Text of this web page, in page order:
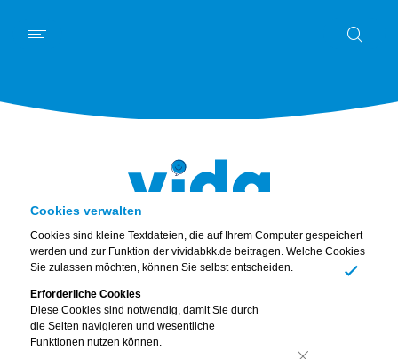
Cookies verwalten
Cookies sind kleine Textdateien, die auf Ihrem Computer gespeichert
werden und zur Funktion der vividabkk.de beitragen. Welche Cookies
Sie zulassen möchten, können Sie selbst entscheiden.
Erforderliche Cookies
Diese Cookies sind notwendig, damit Sie durch
die Seiten navigieren und wesentliche
Funktionen nutzen können.
Piet fährt Fahrrad
In die Pedale treten